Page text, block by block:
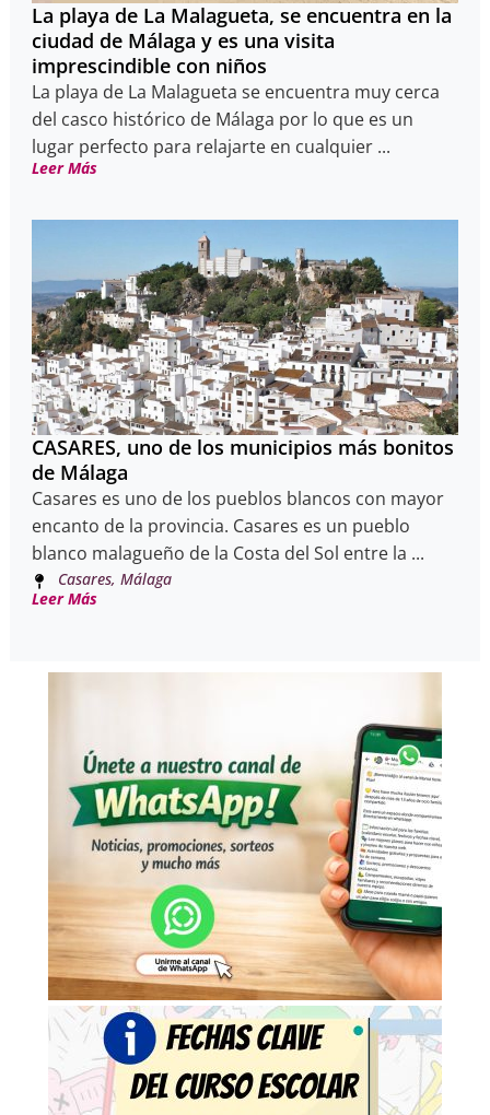
La playa de La Malagueta, se encuentra en la
ciudad de Málaga y es una visita
imprescindible con niños
La playa de La Malagueta se encuentra muy cerca
del casco histórico de Málaga por lo que es un
lugar perfecto para relajarte en cualquier ...
Leer Más
CASARES, uno de los municipios más bonitos
de Málaga
Casares es uno de los pueblos blancos con mayor
encanto de la provincia. Casares es un pueblo
blanco malagueño de la Costa del Sol entre la ...
Casares, Málaga
Leer Más